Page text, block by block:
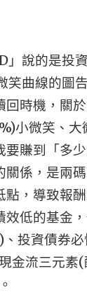
」說的是投
笑曲線的圖
回時機，關
%)小微笑、大
賺到「多
關係，是兩
點，導致報
效低的基金
) 、投資債券
金流三元素(
。